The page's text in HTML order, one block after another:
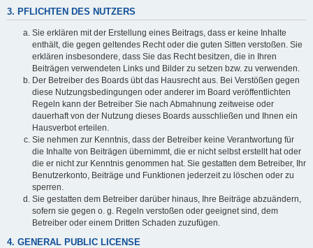
3. PFLICHTEN DES NUTZERS
Sie erklären mit der Erstellung eines Beitrags, dass er keine Inhalte
enthält, die gegen geltendes Recht oder die guten Sitten verstoßen. Sie
erklären insbesondere, dass Sie das Recht besitzen, die in Ihren
Beiträgen verwendeten Links und Bilder zu setzen bzw. zu verwenden.
Der Betreiber des Boards übt das Hausrecht aus. Bei Verstößen gegen
diese Nutzungsbedingungen oder anderer im Board veröffentlichten
Regeln kann der Betreiber Sie nach Abmahnung zeitweise oder
dauerhaft von der Nutzung dieses Boards ausschließen und Ihnen ein
Hausverbot erteilen.
Sie nehmen zur Kenntnis, dass der Betreiber keine Verantwortung für
die Inhalte von Beiträgen übernimmt, die er nicht selbst erstellt hat oder
die er nicht zur Kenntnis genommen hat. Sie gestatten dem Betreiber, Ihr
Benutzerkonto, Beiträge und Funktionen jederzeit zu löschen oder zu
sperren.
Sie gestatten dem Betreiber darüber hinaus, Ihre Beiträge abzuändern,
sofern sie gegen o. g. Regeln verstoßen oder geeignet sind, dem
Betreiber oder einem Dritten Schaden zuzufügen.
4. GENERAL PUBLIC LICENSE